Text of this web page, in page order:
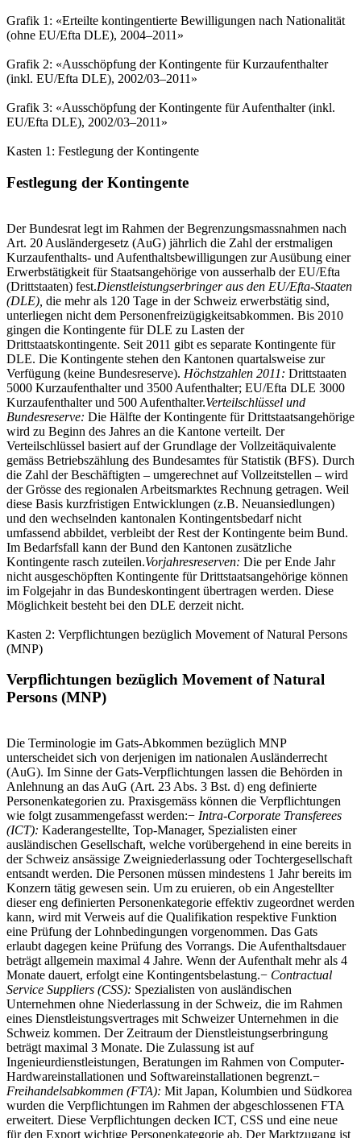
Grafik 1: «Erteilte kontingentierte Bewilligungen nach Nationalität
(ohne EU/Efta DLE), 2004–2011»
Grafik 2: «Ausschöpfung der Kontingente für Kurzaufenthalter
(inkl. EU/Efta DLE), 2002/03–2011»
Grafik 3: «Ausschöpfung der Kontingente für Aufenthalter (inkl.
EU/Efta DLE), 2002/03–2011»
Kasten 1: Festlegung der Kontingente
Festlegung der Kontingente
Der Bundesrat legt im Rahmen der Begrenzungsmassnahmen nach
Art. 20 Ausländergesetz (AuG) jährlich die Zahl der erstmaligen
Kurzaufenthalts- und Aufenthaltsbewilligungen zur Ausübung einer
Erwerbstätigkeit für Staatsangehörige von ausserhalb der EU/Efta
(Drittstaaten) fest.Dienstleistungserbringer aus den EU/Efta-Staaten
(DLE), die mehr als 120 Tage in der Schweiz erwerbstätig sind,
unterliegen nicht dem Personenfreizügigkeitsabkommen. Bis 2010
gingen die Kontingente für DLE zu Lasten der
Drittstaatskontingente. Seit 2011 gibt es separate Kontingente für
DLE. Die Kontingente stehen den Kantonen quartalsweise zur
Verfügung (keine Bundesreserve). Höchstzahlen 2011: Drittstaaten
5000 Kurzaufenthalter und 3500 Aufenthalter; EU/Efta DLE 3000
Kurzaufenthalter und 500 Aufenthalter.Verteilschlüssel und
Bundesreserve: Die Hälfte der Kontingente für Drittstaatsangehörige
wird zu Beginn des Jahres an die Kantone verteilt. Der
Verteilschlüssel basiert auf der Grundlage der Vollzeitäquivalente
gemäss Betriebszählung des Bundesamtes für Statistik (BFS). Durch
die Zahl der Beschäftigten – umgerechnet auf Vollzeitstellen – wird
der Grösse des regionalen Arbeitsmarktes Rechnung getragen. Weil
diese Basis kurzfristigen Entwicklungen (z.B. Neuansiedlungen)
und den wechselnden kantonalen Kontingentsbedarf nicht
umfassend abbildet, verbleibt der Rest der Kontingente beim Bund.
Im Bedarfsfall kann der Bund den Kantonen zusätzliche
Kontingente rasch zuteilen.Vorjahresreserven: Die per Ende Jahr
nicht ausgeschöpften Kontingente für Drittstaatsangehörige können
im Folgejahr in das Bundeskontingent übertragen werden. Diese
Möglichkeit besteht bei den DLE derzeit nicht.
Kasten 2: Verpflichtungen bezüglich Movement of Natural Persons
(MNP)
Verpflichtungen bezüglich Movement of Natural
Persons (MNP)
Die Terminologie im Gats-Abkommen bezüglich MNP
unterscheidet sich von derjenigen im nationalen Ausländerrecht
(AuG). Im Sinne der Gats-Verpflichtungen lassen die Behörden in
Anlehnung an das AuG (Art. 23 Abs. 3 Bst. d) eng definierte
Personenkategorien zu. Praxisgemäss können die Verpflichtungen
wie folgt zusammengefasst werden:− Intra-Corporate Transferees
(ICT): Kaderangestellte, Top-Manager, Spezialisten einer
ausländischen Gesellschaft, welche vorübergehend in eine bereits in
der Schweiz ansässige Zweigniederlassung oder Tochtergesellschaft
entsandt werden. Die Personen müssen mindestens 1 Jahr bereits im
Konzern tätig gewesen sein. Um zu eruieren, ob ein Angestellter
dieser eng definierten Personenkategorie effektiv zugeordnet werden
kann, wird mit Verweis auf die Qualifikation respektive Funktion
eine Prüfung der Lohnbedingungen vorgenommen. Das Gats
erlaubt dagegen keine Prüfung des Vorrangs. Die Aufenthaltsdauer
beträgt allgemein maximal 4 Jahre. Wenn der Aufenthalt mehr als 4
Monate dauert, erfolgt eine Kontingentsbelastung.− Contractual
Service Suppliers (CSS): Spezialisten von ausländischen
Unternehmen ohne Niederlassung in der Schweiz, die im Rahmen
eines Dienstleistungsvertrages mit Schweizer Unternehmen in die
Schweiz kommen. Der Zeitraum der Dienstleistungserbringung
beträgt maximal 3 Monate. Die Zulassung ist auf
Ingenieurdienstleistungen, Beratungen im Rahmen von Computer-
Hardwareinstallationen und Softwareinstallationen begrenzt.−
Freihandelsabkommen (FTA): Mit Japan, Kolumbien und Südkorea
wurden die Verpflichtungen im Rahmen der abgeschlossenen FTA
erweitert. Diese Verpflichtungen decken ICT, CSS und eine neue
für den Export wichtige Personenkategorie ab. Der Marktzugang ist